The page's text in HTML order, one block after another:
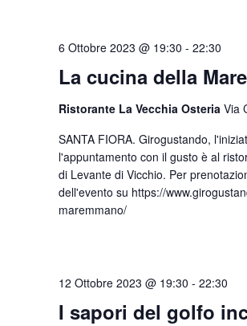
La cucina della
6 Ottobre 2023 @ 19:30 - 22:30
Ristorante La Vecchia Osteria Via
SANTA FIORA. Girogustando,
l'appuntamento con il gusto è al
di Levante di Vicchio. Per
dell'evento su https://
maremmano/
I sapori del golfo
12 Ottobre 2023 @ 19:30 - 22:30